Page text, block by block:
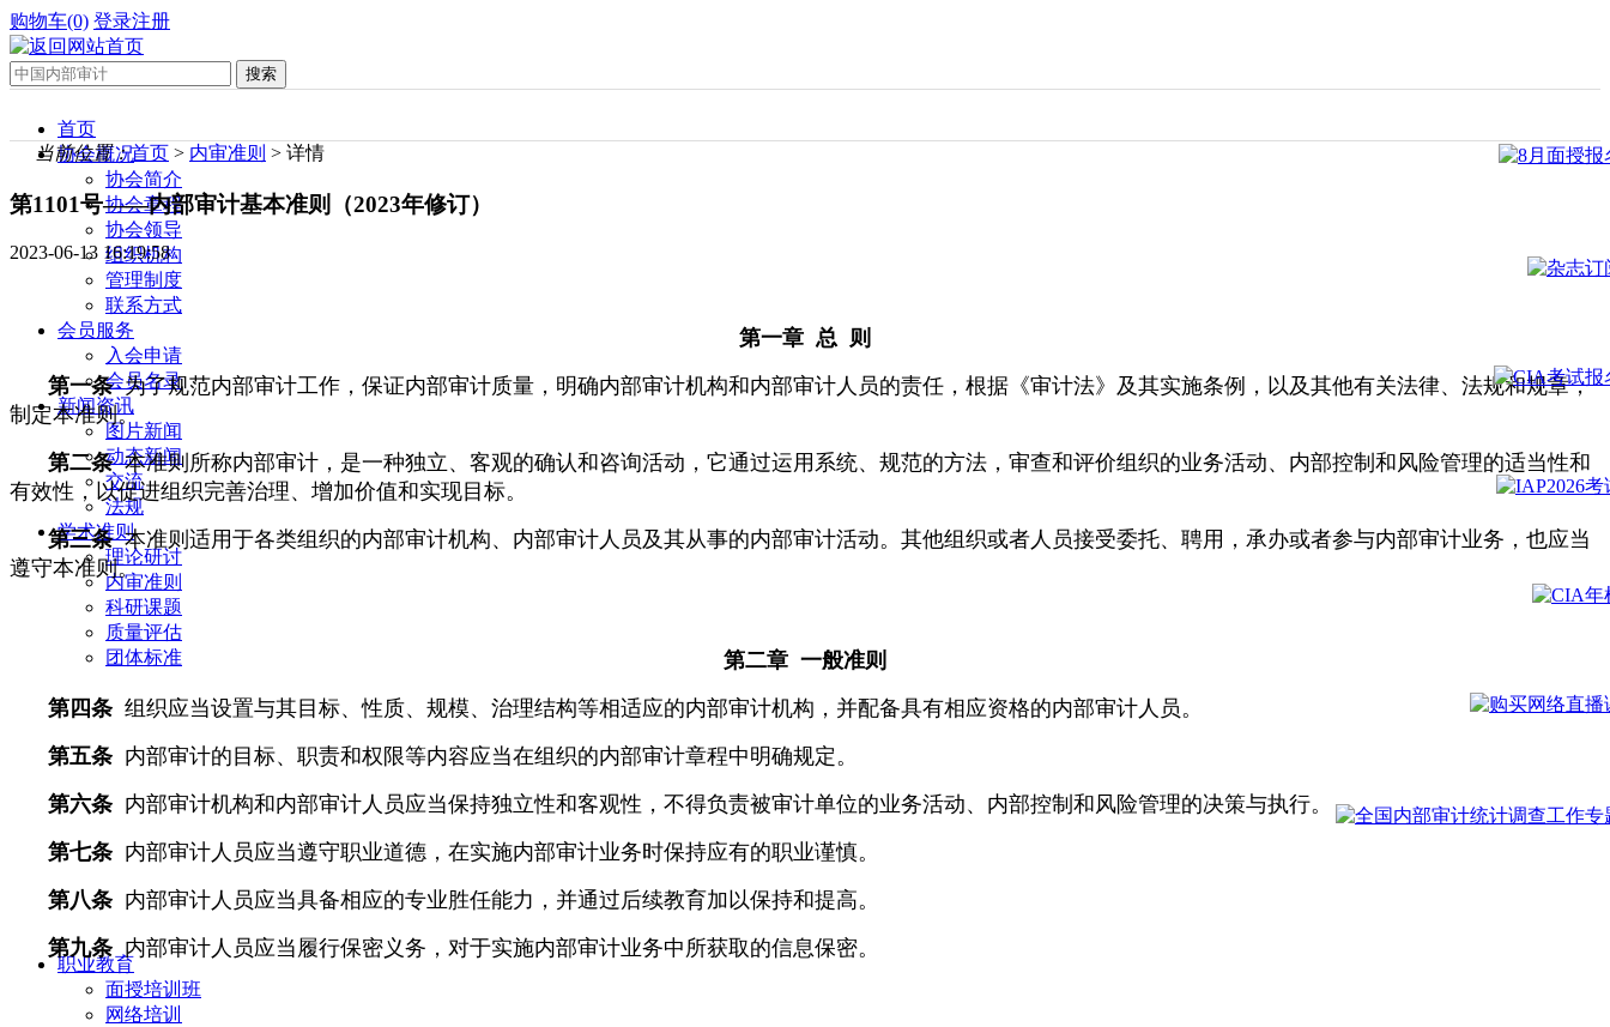
购物车(0) 登录注册
首页
协会概况
协会简介
协会章程
协会领导
组织机构
管理制度
联系方式
会员服务
入会申请
会员名录
新闻资讯
图片新闻
动态新闻
交流
法规
学术准则
理论研讨
内审准则
科研课题
质量评估
团体标准
职业教育
面授培训班
网络培训
当前位置：首页 > 内审准则 > 详情
第1101号——内部审计基本准则（2023年修订）
2023-06-13 16:19:58
第一章 总 则
第一条为了规范内部审计工作，保证内部审计质量，明确内部审计机构和内部审计人员的责任，根据《审计法》及其实施条例，以及其他有关法律、法规和规章，
制定本准则。
第二条本准则所称内部审计，是一种独立、客观的确认和咨询活动，它通过运用系统、规范的方法，审查和评价组织的业务活动、内部控制和风险管理的适当性和
有效性，以促进组织完善治理、增加价值和实现目标。
第三条本准则适用于各类组织的内部审计机构、内部审计人员及其从事的内部审计活动。其他组织或者人员接受委托、聘用，承办或者参与内部审计业务，也应当
遵守本准则。
第二章 一般准则
第四条 组织应当设置与其目标、性质、规模、治理结构等相适应的内部审计机构，并配备具有相应资格的内部审计人员。
第五条 内部审计的目标、职责和权限等内容应当在组织的内部审计章程中明确规定。
第六条 内部审计机构和内部审计人员应当保持独立性和客观性，不得负责被审计单位的业务活动、内部控制和风险管理的决策与执行。
第七条 内部审计人员应当遵守职业道德，在实施内部审计业务时保持应有的职业谨慎。
第八条 内部审计人员应当具备相应的专业胜任能力，并通过后续教育加以保持和提高。
第九条 内部审计人员应当履行保密义务，对于实施内部审计业务中所获取的信息保密。